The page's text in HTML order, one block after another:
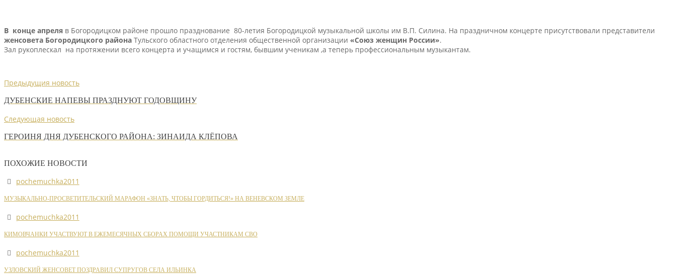
В конце апреля в Богородицком районе прошло празднование 80-летия Богородицкой музыкальной школы им В.П. Силина. На праздничном концерте присутствовали представители
женсовета Богородицкого района Тульского областного отделения общественной организации «Союз женщин России».
Зал рукоплескал на протяжении всего концерта и учащимся и гостям, бывшим ученикам ,а теперь профессиональным музыкантам.
Предыдущия новость
ДУБЕНСКИЕ НАПЕВЫ ПРАЗДНУЮТ ГОДОВЩИНУ
Следующая новость
ГЕРОИНЯ ДНЯ ДУБЕНСКОГО РАЙОНА: ЗИНАИДА КЛЁПОВА
ПОХОЖИЕ НОВОСТИ
pochemuchka2011
МУЗЫКАЛЬНО-ПРОСВЕТИТЕЛЬСКИЙ МАРАФОН «ЗНАТЬ, ЧТОБЫ ГОРДИТЬСЯ!» НА ВЕНЕВСКОМ ЗЕМЛЕ
pochemuchka2011
КИМОВЧАНКИ УЧАСТВУЮТ В ЕЖЕМЕСЯЧНЫХ СБОРАХ ПОМОЩИ УЧАСТНИКАМ СВО
pochemuchka2011
УЗЛОВСКИЙ ЖЕНСОВЕТ ПОЗДРАВИЛ СУПРУГОВ СЕЛА ИЛЬИНКА